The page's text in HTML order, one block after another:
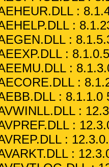
:
:
:
:
:
:
: 8.1.1.0
:
:
:
: